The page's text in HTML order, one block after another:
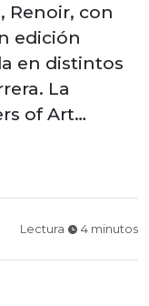
Renoir, con
edición
en distintos
La
of Art…
Lectura 4 minutos